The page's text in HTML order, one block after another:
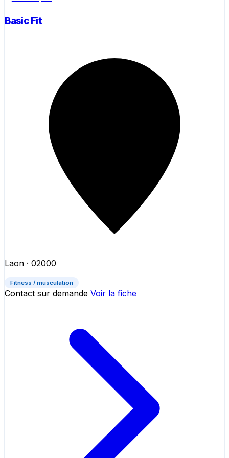
Basic Fit
Laon · 02000
Fitness / musculation
Contact sur demande Voir la fiche